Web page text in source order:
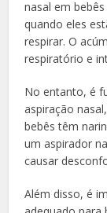
nasal em
quando eles
respirar. O
respiratório e
No entanto, é
aspiração
bebês têm
um aspirador
causar
Além disso, é